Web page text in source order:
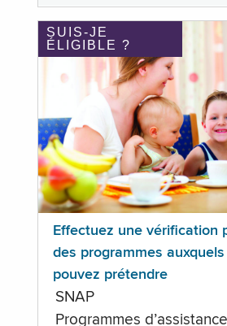
SUIS-JE
ÉLIGIBLE ?
Effectuez une vérification
des programmes
pouvez prétendre
SNAP
Programmes d’assistance